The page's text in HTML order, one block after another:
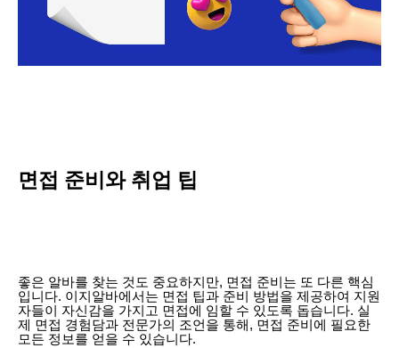
면접 준비와 취업 팁
좋은 알바를 찾는 것도 중요하지만, 면접 준비는 또 다른 핵심
입니다. 이지알바에서는 면접 팁과 준비 방법을 제공하여 지원
자들이 자신감을 가지고 면접에 임할 수 있도록 돕습니다. 실
제 면접 경험담과 전문가의 조언을 통해, 면접 준비에 필요한
모든 정보를 얻을 수 있습니다.